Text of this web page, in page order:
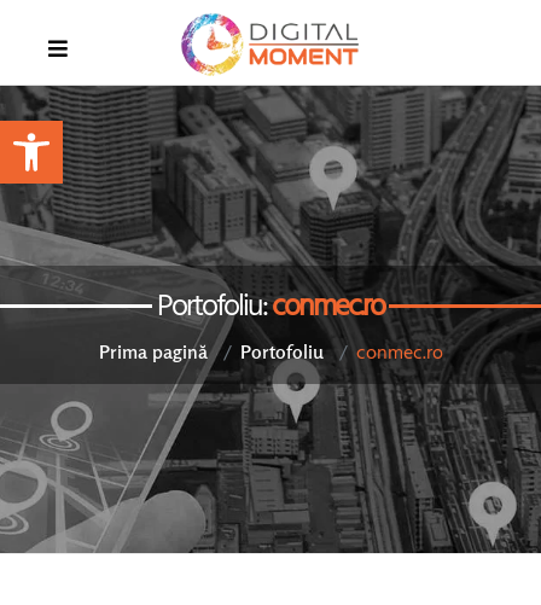
Portofoliu:conmec.ro
Prima pagină Portofoliu conmec.ro
Open toolbar